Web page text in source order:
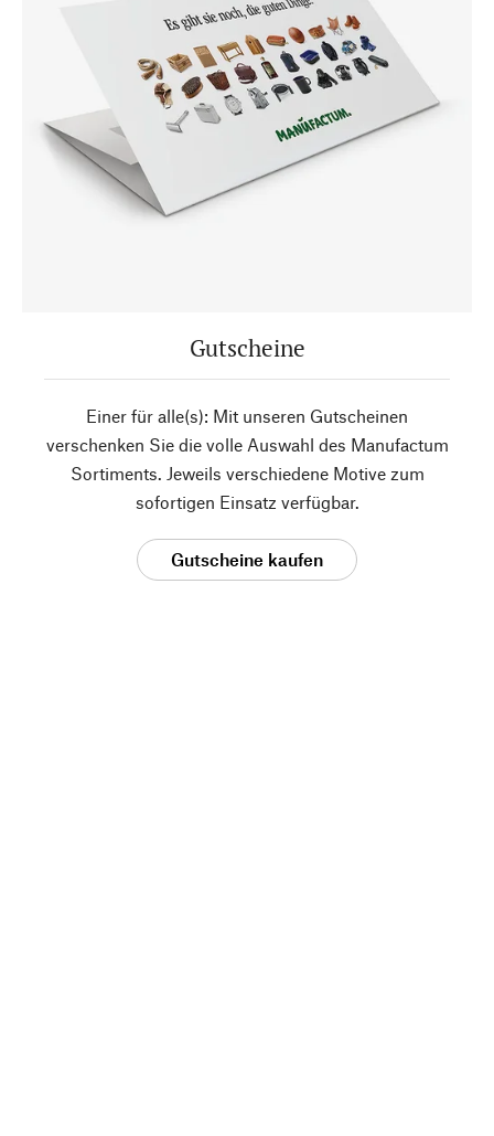
Gutscheine
Einer für alle(s): Mit unseren Gutscheinen
verschenken Sie die volle Auswahl des Manufactum
Sortiments. Jeweils verschiedene Motive zum
sofortigen Einsatz verfügbar.
Gutscheine kaufen